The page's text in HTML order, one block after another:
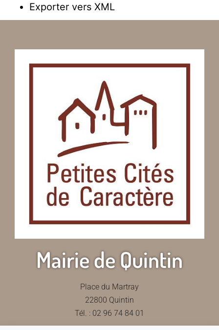
Exporter vers XML
Mairie de Quintin
Place du Martray
22800 Quintin
Tél. : 02 96 74 84 01